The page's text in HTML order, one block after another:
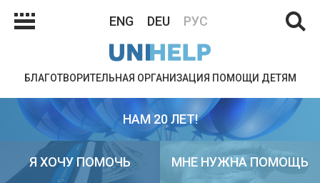
ENG DEU РУС
БЛАГОТВОРИТЕЛЬНАЯ ОРГАНИЗАЦИЯ ПОМОЩИ ДЕТЯМ
НАМ 20 ЛЕТ!
Я ХОЧУ ПОМОЧЬ МНЕ НУЖНА ПОМОЩЬ